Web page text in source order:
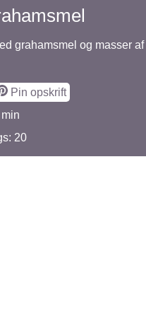
grahamsmel og masser af
Pin opskrift
min
20